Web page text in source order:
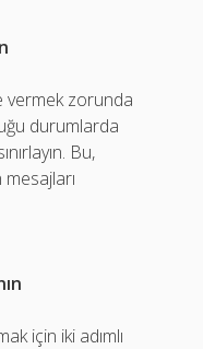
vermek zorunda
durumlarda
Bu,
için iki adımlı